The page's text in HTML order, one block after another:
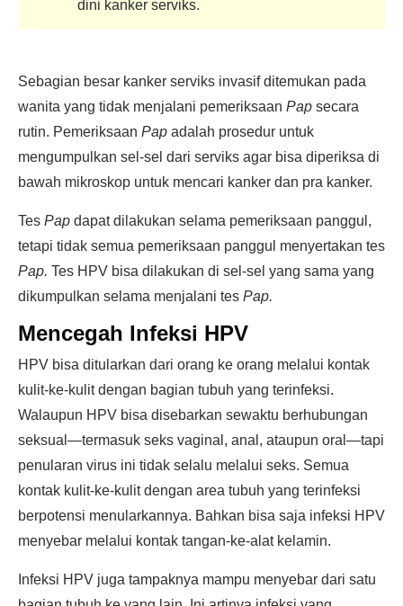
dini kanker serviks.
Sebagian besar kanker serviks invasif ditemukan pada
wanita yang tidak menjalani pemeriksaan Pap secara
rutin. Pemeriksaan Pap adalah prosedur untuk
mengumpulkan sel-sel dari serviks agar bisa diperiksa di
bawah mikroskop untuk mencari kanker dan pra kanker.
Tes Pap dapat dilakukan selama pemeriksaan panggul,
tetapi tidak semua pemeriksaan panggul menyertakan tes
Pap. Tes HPV bisa dilakukan di sel-sel yang sama yang
dikumpulkan selama menjalani tes Pap.
Mencegah Infeksi HPV
HPV bisa ditularkan dari orang ke orang melalui kontak
kulit-ke-kulit dengan bagian tubuh yang terinfeksi.
Walaupun HPV bisa disebarkan sewaktu berhubungan
seksual—termasuk seks vaginal, anal, ataupun oral—tapi
penularan virus ini tidak selalu melalui seks. Semua
kontak kulit-ke-kulit dengan area tubuh yang terinfeksi
berpotensi menularkannya. Bahkan bisa saja infeksi HPV
menyebar melalui kontak tangan-ke-alat kelamin.
Infeksi HPV juga tampaknya mampu menyebar dari satu